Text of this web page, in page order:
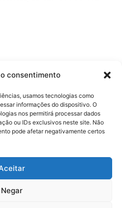
consentimento
usamos tecnologias como
informações do dispositivo. O
nos permitirá processar dados
ou IDs exclusivos neste site. Não
pode afetar negativamente certos
Negar